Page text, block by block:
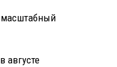
масштабный
августе